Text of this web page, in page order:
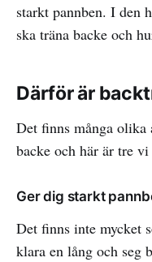
starkt pannben. I den
ska träna backe och
Därför är
Det finns många
backe och här är tre
Ger dig starkt
Det finns inte mycket
klara en lång och seg